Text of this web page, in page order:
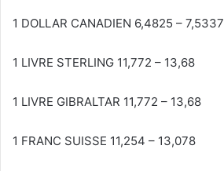
1 DOLLAR CANADIEN 6,4825 – 7,5337
1 LIVRE STERLING 11,772 – 13,68
1 LIVRE GIBRALTAR 11,772 – 13,68
1 FRANC SUISSE 11,254 – 13,078